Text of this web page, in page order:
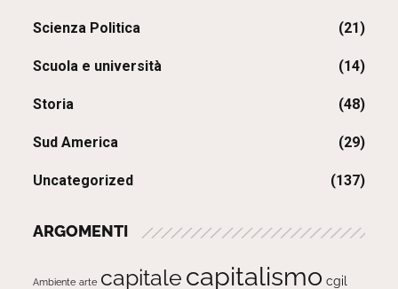
Scienza Politica (21)
Scuola e università (14)
Storia (48)
Sud America (29)
Uncategorized (137)
ARGOMENTI
Ambiente arte capitale capitalismo cgil